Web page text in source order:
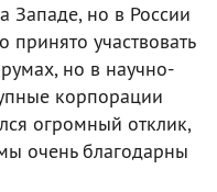
Западе, но в России
участвовать
но в научно-
корпорации
огромный отклик,
очень благодарны